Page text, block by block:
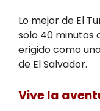
Lo mejor de El
solo 40 minutos
erigido como
de El Salvador.
Vive la